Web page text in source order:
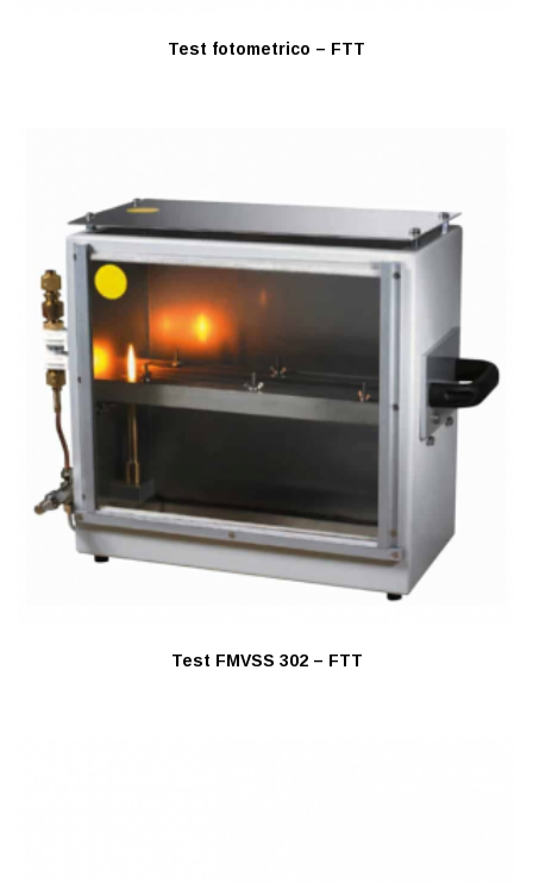
Test fotometrico – FTT
Test FMVSS 302 – FTT